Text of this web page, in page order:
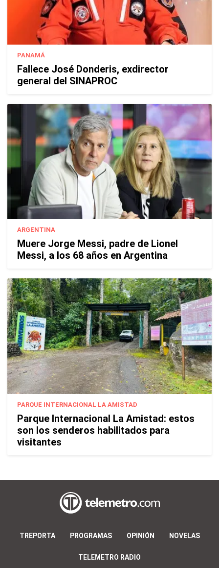
PANAMÁ
Fallece José Donderis, exdirector
general del SINAPROC
ARGENTINA
Muere Jorge Messi, padre de Lionel
Messi, a los 68 años en Argentina
PARQUE INTERNACIONAL LA AMISTAD
Parque Internacional La Amistad: estos
son los senderos habilitados para
visitantes
TREPORTA PROGRAMAS OPINIÓN NOVELAS
TELEMETRO RADIO